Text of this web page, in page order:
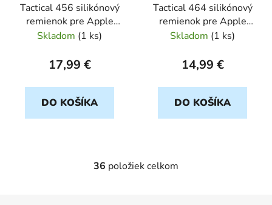
Tactical 456 silikónový
remienok pre Apple
Watch 38/40/41mm
Skladom (1 ks)
17,99 €
DO KOŠÍKA
Tactical 464 silikónový
remienok pre Apple
Watch 38/40/41mm
Skladom (1 ks)
14,99 €
DO KOŠÍKA
O
36 položiek celkom